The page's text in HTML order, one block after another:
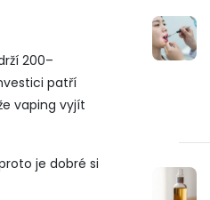
200–
patří
vaping vyjít
je dobré si